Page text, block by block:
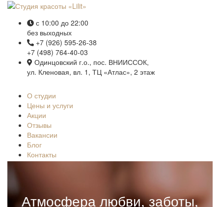
с 10:00 до 22:00
без выходных
+7 (926) 595-26-38
+7 (498) 764-40-03
Одинцовский г.о., пос. ВНИИССОК,
ул. Кленовая, вл. 1, ТЦ «Атлас», 2 этаж
О студии
Цены и услуги
Акции
Отзывы
Вакансии
Блог
Контакты
Атмосфера любви, заботы,